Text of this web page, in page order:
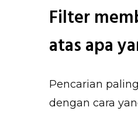
Filter
atas apa
Pencarian
dengan cara